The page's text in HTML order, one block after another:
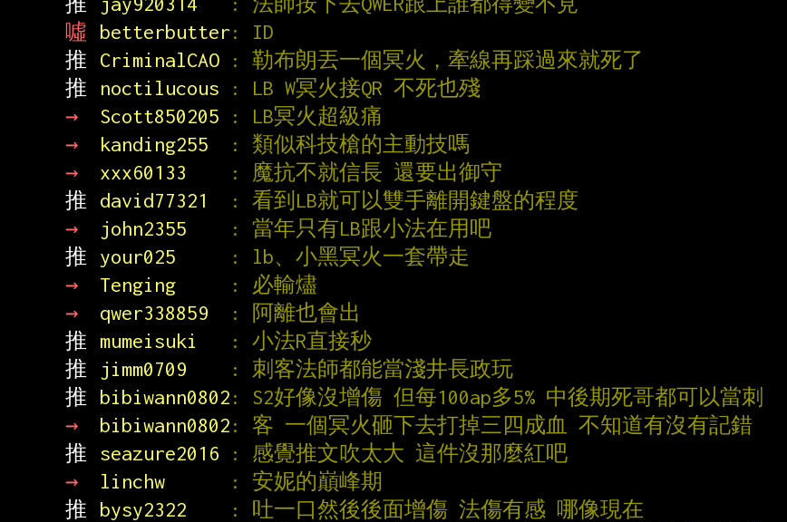
噓
betterbutter: ID
推
CriminalCAO : 勒布朗丟一個冥火，牽線再踩過來就死了
推
noctilucous : LB W冥火接QR 不死也殘
→
Scott850205 : LB冥火超級痛
→
kanding255 : 類似科技槍的主動技嗎
→
xxx60133 : 魔抗不就信長 還要出御守
推
david77321 : 看到LB就可以雙手離開鍵盤的程度
→
john2355 : 當年只有LB跟小法在用吧
推
your025 : lb、小黑冥火一套帶走
→
Tenging : 必輸燼
→
qwer338859 : 阿離也會出
推
mumeisuki : 小法R直接秒
推
jimm0709 : 刺客法師都能當淺井長政玩
推
bibiwann0802: S2好像沒增傷 但每100ap多5% 中後期死哥都可以當刺
→
bibiwann0802: 客 一個冥火砸下去打掉三四成血 不知道有沒有記錯
推
seazure2016 : 感覺推文吹太大 這件沒那麼紅吧
→
linchw : 安妮的巔峰期
推
bysy2322 : 吐一口然後後面增傷 法傷有感 哪像現在